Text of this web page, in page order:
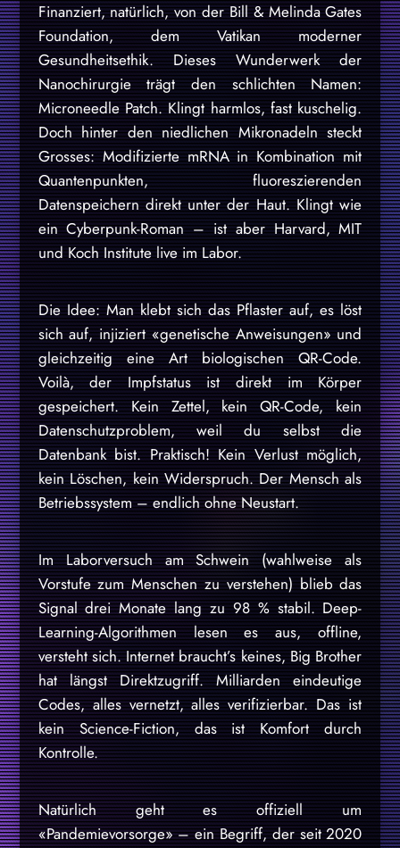
Finanziert, natürlich, von der Bill & Melinda Gates
Foundation, dem Vatikan moderner
Gesundheitsethik. Dieses Wunderwerk der
Nanochirurgie trägt den schlichten Namen:
Microneedle Patch. Klingt harmlos, fast kuschelig.
Doch hinter den niedlichen Mikronadeln steckt
Grosses: Modifizierte mRNA in Kombination mit
Quantenpunkten, fluoreszierenden
Datenspeichern direkt unter der Haut. Klingt wie
ein Cyberpunk-Roman – ist aber Harvard, MIT
und Koch Institute live im Labor.
Die Idee: Man klebt sich das Pflaster auf, es löst
sich auf, injiziert «genetische Anweisungen» und
gleichzeitig eine Art biologischen QR-Code.
Voilà, der Impfstatus ist direkt im Körper
gespeichert. Kein Zettel, kein QR-Code, kein
Datenschutzproblem, weil du selbst die
Datenbank bist. Praktisch! Kein Verlust möglich,
kein Löschen, kein Widerspruch. Der Mensch als
Betriebssystem – endlich ohne Neustart.
Im Laborversuch am Schwein (wahlweise als
Vorstufe zum Menschen zu verstehen) blieb das
Signal drei Monate lang zu 98 % stabil. Deep-
Learning-Algorithmen lesen es aus, offline,
versteht sich. Internet braucht’s keines, Big Brother
hat längst Direktzugriff. Milliarden eindeutige
Codes, alles vernetzt, alles verifizierbar. Das ist
kein Science-Fiction, das ist Komfort durch
Kontrolle.
Natürlich geht es offiziell um
«Pandemievorsorge» – ein Begriff, der seit 2020